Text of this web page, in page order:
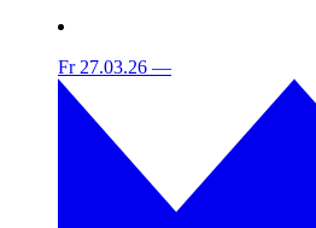
Fr 27.03.26 —